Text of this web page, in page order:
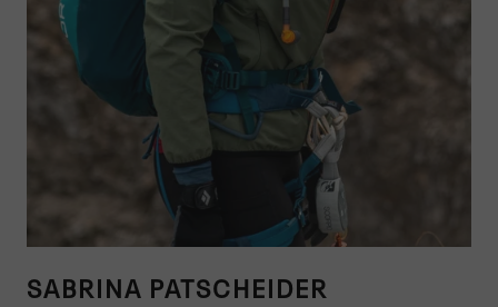
SABRINA PATSCHEIDER